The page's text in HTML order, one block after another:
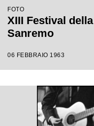
FOTO
XIII Festival
Sanremo
06 FEBBRAIO 1963